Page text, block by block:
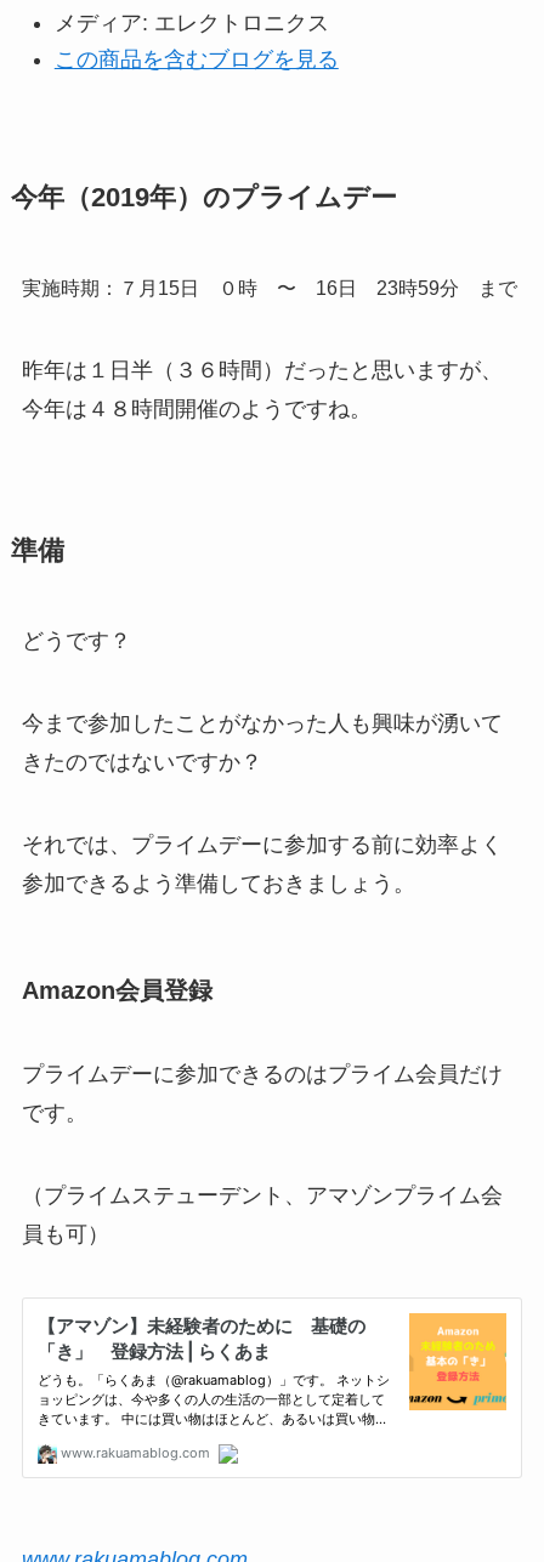
メディア: エレクトロニクス
この商品を含むブログを見る
今年（2019年）のプライムデー
実施時期：７月15日 ０時 〜 16日 23時59分 まで
昨年は１日半（３６時間）だったと思いますが、
今年は４８時間開催のようですね。
準備
どうです？
今まで参加したことがなかった人も興味が湧いて
きたのではないですか？
それでは、プライムデーに参加する前に効率よく
参加できるよう準備しておきましょう。
Amazon会員登録
プライムデーに参加できるのはプライム会員だけ
です。
（プライムステューデント、アマゾンプライム会
員も可）